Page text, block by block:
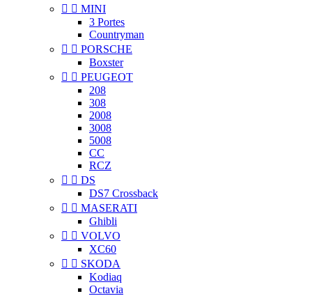
  MINI
3 Portes
Countryman
  PORSCHE
Boxster
  PEUGEOT
208
308
2008
3008
5008
CC
RCZ
  DS
DS7 Crossback
  MASERATI
Ghibli
  VOLVO
XC60
  SKODA
Kodiaq
Octavia